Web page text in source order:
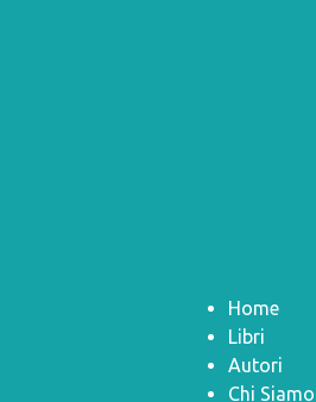
Home
Libri
Autori
Chi Siamo